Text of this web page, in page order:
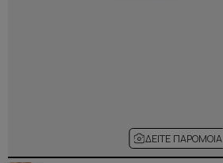
ΔΕΊΤΕ ΠΑΡΌΜΟΙΑ